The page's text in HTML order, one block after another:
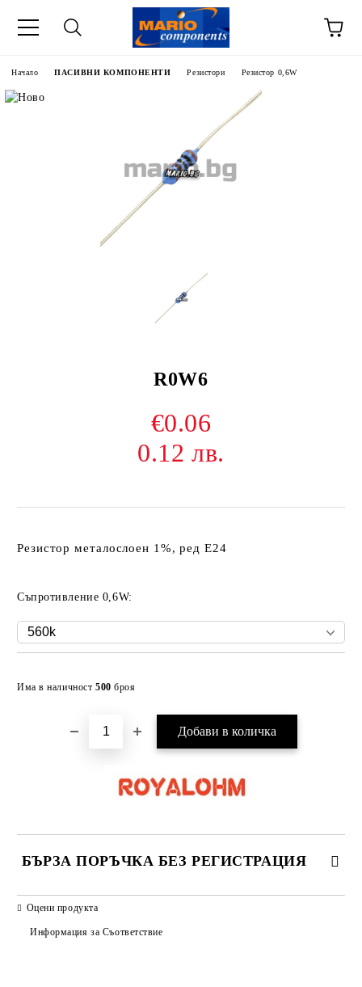
Начало ПАСИВНИ КОМПОНЕНТИ Резистори Резистор 0,6W
R0W6
€0.06
0.12 лв.
Резистор металослоен 1%, ред Е24
Съпротивление 0,6W:
Има в наличност 500 броя
БЪРЗА ПОРЪЧКА БЕЗ РЕГИСТРАЦИЯ
Оцени продукта
Информация за Съответствие